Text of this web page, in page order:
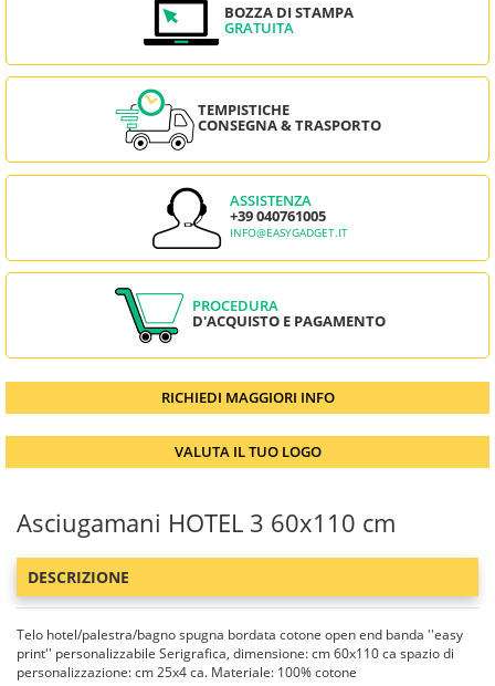
BOZZA DI STAMPA
GRATUITA
TEMPISTICHE
CONSEGNA & TRASPORTO
ASSISTENZA
+39 040761005
INFO@EASYGADGET.IT
PROCEDURA
D'ACQUISTO E PAGAMENTO
RICHIEDI MAGGIORI INFO
VALUTA IL TUO LOGO
Asciugamani HOTEL 3 60x110 cm
DESCRIZIONE
Telo hotel/palestra/bagno spugna bordata cotone open end banda ''easy
print'' personalizzabile Serigrafica, dimensione: cm 60x110 ca spazio di
personalizzazione: cm 25x4 ca. Materiale: 100% cotone